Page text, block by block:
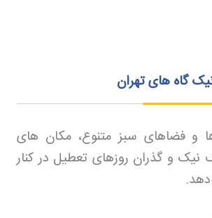
گاه های تهران
و فضاهای سبز متنوع، مکان های
نیک و گذران روزهای تعطیل در کنار
دهد.